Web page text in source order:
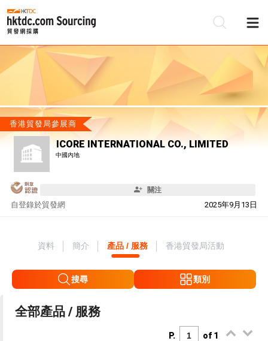
香港貿發局參展商
ICORE INTERNATIONAL CO., LIMITED
中國內地
關注
自 2025年9月13日
登錄於貿發網
資料 簡介 產品 / 服務 香港貿發局活動
搜尋 類別
全部產品 / 服務
P. of 1